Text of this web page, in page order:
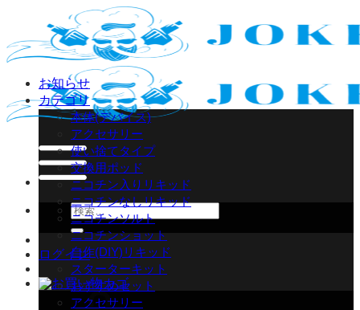
content
検
索
対
象:
ログイン
お知らせ
カテゴリ
本体(デバイス)
アクセサリー
使い捨てタイプ
交換用ポッド
ニコチン入りリキッド
ニコチンなしリキッド
ニコチンソルト
ニコチンショット
自作(DIY)リキッド
スターターキット
おすすめセット
アクセサリー